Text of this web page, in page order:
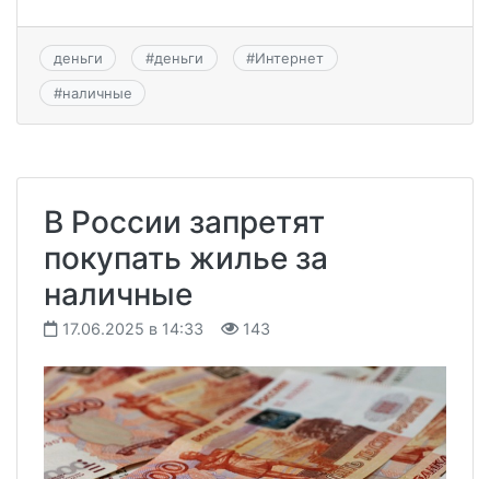
деньги #деньги #Интернет
#наличные
В России запретят
покупать жилье за
наличные
17.06.2025 в 14:33 143